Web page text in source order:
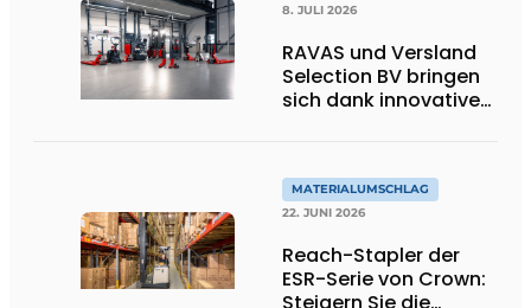
8. JULI 2026
RAVAS und Versland
Selection BV bringen
sich dank innovativer
auf ein höheres
Niveau
MATERIALUMSCHLAG
22. JUNI 2026
Reach-Stapler der
ESR-Serie von Crown:
Steigern Sie die